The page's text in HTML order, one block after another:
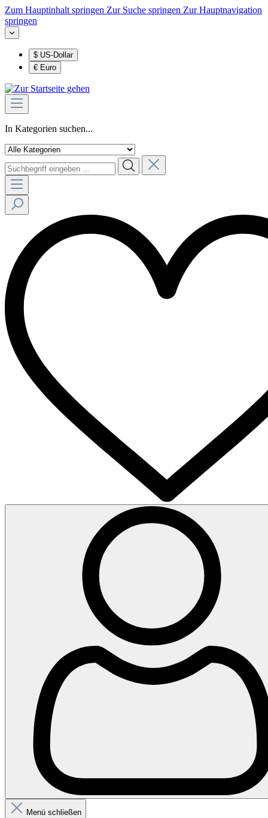
Zum Hauptinhalt springen Zur Suche springen Zur Hauptnavigation
springen
$ US-Dollar
€ Euro
In Kategorien suchen...
Menü schließen